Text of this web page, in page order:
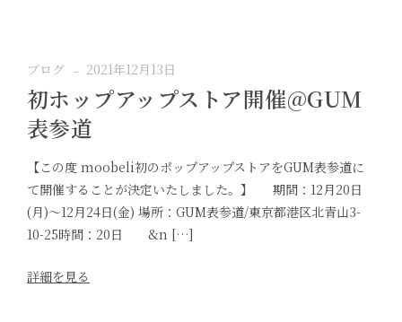
ブログ 2021年12月13日
初ホップアップストア開催@GUM
表参道
【この度 moobeli初のポップアップストアをGUM表参道に
て開催することが決定いたしました。】 期間：12月20日
(月)〜12月24日(金) 場所：GUM表参道/東京都港区北青山3-
10-25時間：20日 &n […]
詳細を見る